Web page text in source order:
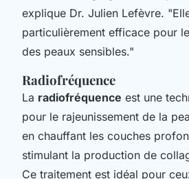
explique Dr. Julien Lefèvre.
particulièrement efficace pour
des peaux sensibles."
Radiofréquence
La radiofréquence est une
pour le rajeunissement de la
en chauffant les couches
stimulant la production de
Ce traitement est idéal pour